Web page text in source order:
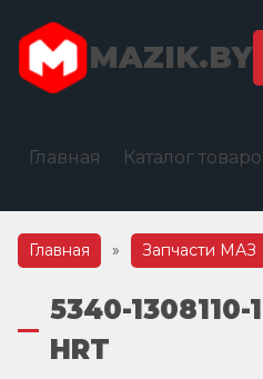
MAZIK.BY
Главная Каталог
Главная » Запчасти МАЗ
5340-
HRT